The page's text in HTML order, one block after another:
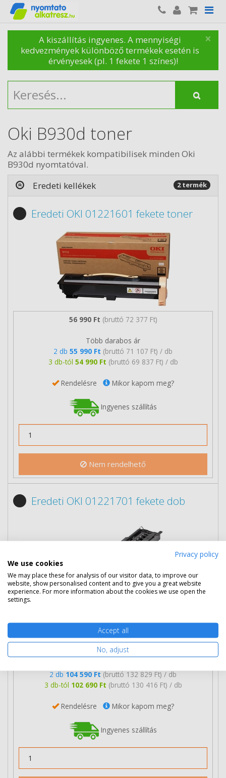
×
A kiszállítás ingyenes. A mennyiségi
kedvezmények különböző termékek esetén is
érvényesek (pl. 1 fekete 1 színes)!
Oki B930d toner
Az alábbi termékek kompatibilisek minden Oki
B930d nyomtatóval.
Eredeti kellékek
2 termék
Eredeti OKI 01221601 fekete toner
56 990 Ft (bruttó 72 377 Ft)
Több darabos ár
2 db 55 990 Ft (bruttó 71 107 Ft) / db
3 db-tól 54 990 Ft (bruttó 69 837 Ft) / db
Rendelésre Mikor kapom meg?
Ingyenes szállítás
Nem rendelhető
Eredeti OKI 01221701 fekete dob
106 390 Ft (bruttó 135 115 Ft)
2 db 104 590 Ft (bruttó 132 829 Ft) / db
3 db-tól 102 690 Ft (bruttó 130 416 Ft) / db
Rendelésre Mikor kapom meg?
Ingyenes szállítás
Privacy policy
We use cookies
We may place these for analysis of our visitor data, to improve our
website, show personalised content and to give you a great website
experience. For more information about the cookies we use open the
settings.
Accept all
No, adjust